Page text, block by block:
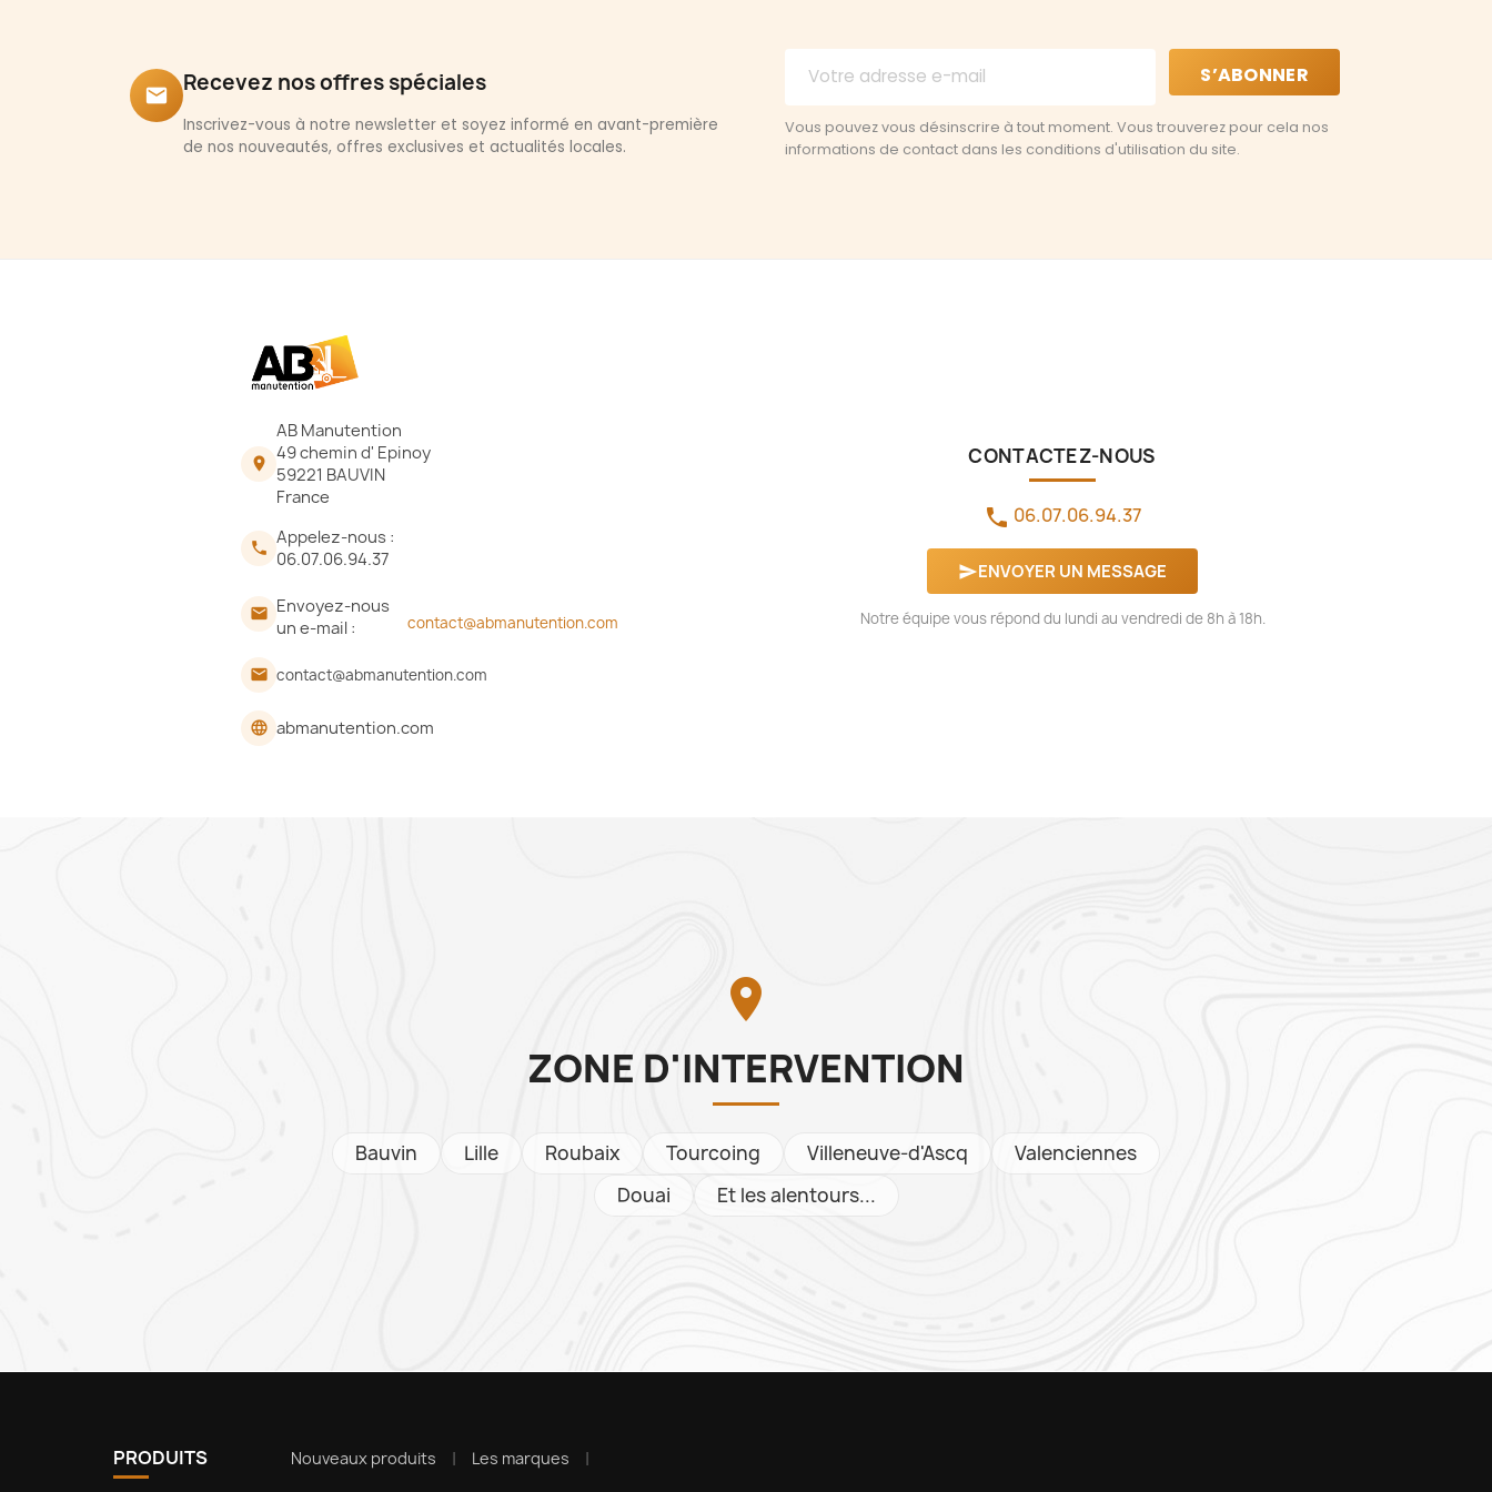
email Recevez nos offres spéciales
Inscrivez-vous à notre newsletter et soyez informé en avant-première
de nos nouveautés, offres exclusives et actualités locales.
Vous pouvez vous désinscrire à tout moment. Vous trouverez pour cela nos
informations de contact dans les conditions d'utilisation du site.

AB Manutention
49 chemin d' Epinoy
59221 BAUVIN
France
 Appelez-nous :
06.07.06.94.37
 Envoyez-nous
un e-mail :
contact@abmanutention.com
email contact@abmanutention.com
language abmanutention.com
CONTACTEZ-NOUS
phone 06.07.06.94.37
sendENVOYER UN MESSAGE
Notre équipe vous répond du lundi au vendredi de 8h à 18h.

ZONE D'INTERVENTION
Bauvin Lille Roubaix Tourcoing Villeneuve-d'Ascq
Valenciennes
Douai
Et les alentours...
PRODUITS Nouveaux produits Les marques